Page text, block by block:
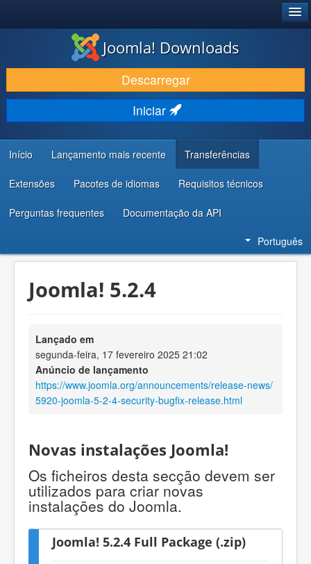
DESCARREGAR E EVOLUIR
DESCOBRIR E APRENDER
COMUNIDADE E SUPORTE
RECURSOS PARA PROGRAMADORES
Joomla! Downloads
Descarregar
Iniciar
Início Lançamento mais recente Transferências
Extensões Pacotes de idiomas Requisitos técnicos
Perguntas frequentes Documentação da API
Português
Joomla! 5.2.4
Lançado em
segunda-feira, 17 fevereiro 2025 21:02
Anúncio de lançamento
https://www.joomla.org/announcements/release-news/
5920-joomla-5-2-4-security-bugfix-release.html
Novas instalações Joomla!
Os ficheiros desta secção devem ser
utilizados para criar novas
instalações do Joomla.
Joomla! 5.2.4 Full Package (.zip)